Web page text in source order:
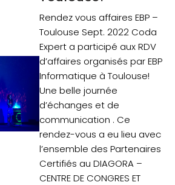
Rendez vous affaires EBP –
Toulouse Sept. 2022 Coda
Expert a participé aux RDV
d’affaires organisés par EBP
Informatique à Toulouse!
Une belle journée
d’échanges et de
communication . Ce
rendez-vous a eu lieu avec
l’ensemble des Partenaires
Certifiés au DIAGORA –
CENTRE DE CONGRES ET